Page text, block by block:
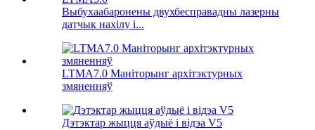
Выбухаабаронены двухбесправадны лазерны
датчык нахілу і...
LTMA7.0 Маніторынг архітэктурных
змяненняў
Дэтэктар жыцця аўдыё і відэа V5